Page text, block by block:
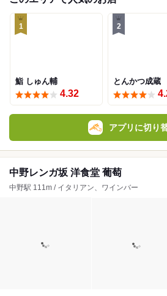
1
鮨 しゅん輔
4.32
2
とんかつ成蔵
アプリに切り
中野レンガ坂 洋食堂 葡萄
中野駅 111m / イタリアン、ワインバー